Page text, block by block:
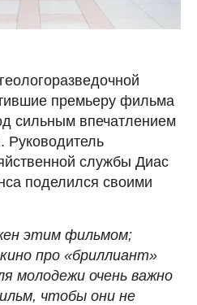
премьеру фильма
сильным впечатлением
Руководитель
службы Диас
поделился своими
этим фильмом;
про «бриллиант»
молодежи очень важно
чтобы они не